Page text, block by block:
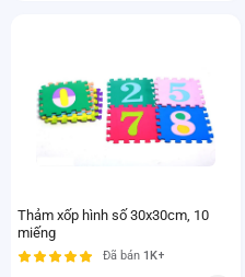
Thảm xốp hình số 30x30cm, 10
miếng
Đã bán 1K+